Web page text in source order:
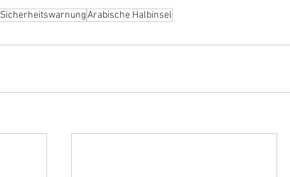
SicherheitswarnungArabische Halbinsel